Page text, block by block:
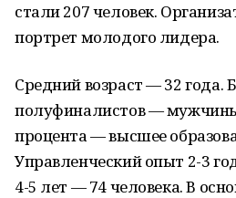
стали 207 человек.
портрет молодого лидера.
Средний возраст — 32 года.
полуфиналистов — мужчины
процента — высшее
Управленческий опыт 2-3
4-5 лет — 74 человека. В